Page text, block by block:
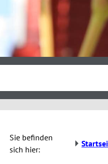
Sie befinden
sich hier: